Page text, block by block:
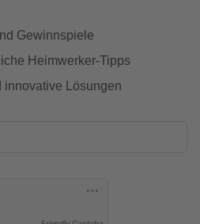
Gewinnspiele
Heimwerker-Tipps
innovative Lösungen